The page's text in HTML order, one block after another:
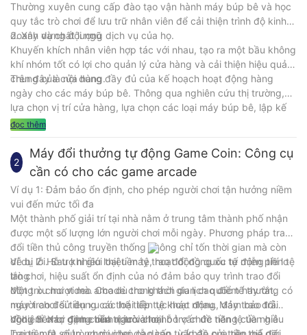
Thường xuyên cung cấp đào tạo vận hành máy búp bê và học
quy tắc trò chơi để lưu trữ nhân viên để cải thiện trình độ kinh
doanh và chất lượng dịch vụ của họ.
2. Xây dựng đội ngũ
Khuyến khích nhân viên hợp tác với nhau, tạo ra một bầu không
khí nhóm tốt có lợi cho quản lý cửa hàng và cải thiện hiệu quả
chung của cửa hàng.
Trên đây là nội dung đầy đủ của kế hoạch hoạt động hàng
ngày cho các máy búp bê. Thông qua nghiên cứu thị trường,
lựa chọn vị trí cửa hàng, lựa chọn các loại máy búp bê, lập kế
hoạch hoạt động tiếp thị, quản lý an toàn, phản hồi và cải tiến
pháp khác, nó có thể giúp các cửa hàng máy búp bê cải thiện
hiệu quả hoạt động và đạt được hoạt động ổn định lâu dài. Hy
vọng nó hữu ích cho bạn.
đọc thêm
2
Máy đổi thưởng tự động Game Coin: Công cụ
cần có cho các game arcade
Ví dụ 1: Đảm bảo ổn định, cho phép người chơi tận hưởng niềm
vui đến mức tối đa
Một thành phố giải trí tại nhà nằm ở trung tâm thành phố nhận
được một số lượng lớn người chơi mỗi ngày. Phương pháp trao
đổi tiền thủ công truyền thống không chỉ tốn thời gian mà còn
dễ bị lỗi. Sau khi giới thiệu máy trao đổi đồng xu tự động tiền tệ
trò chơi, hiệu suất ổn định của nó đảm bảo quy trình trao đổi
đồng xu mượt mà. Cho dù trong thời gian cao điểm hay tắt,
máy trao đổi tiền xu có thể tiếp tục hoạt động, đảm bảo trải
nghiệm chơi game của người chơi.
Ví dụ 2: Hỗ trợ nhiều loại tiền tệ, hoạt động quốc tế miễn phí lo
lắng
Một trò chơi video arcade cho khách du lịch quốc tế thường có
người chơi sử dụng các loại tiền tệ khác nhau. Máy trao đổi
đồng tiền tự động tiền tệ trò chơi hỗ trợ chức năng của nhiều
Ví dụ 3: Xác định chính xác và loại bỏ vấn đề tiền tệ tiền giả